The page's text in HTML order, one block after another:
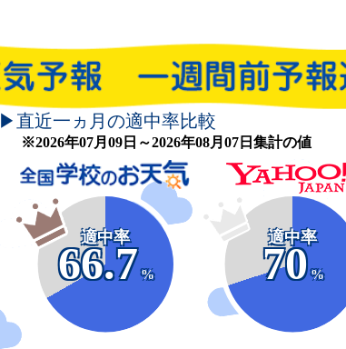
▶直近一ヵ月の適中率比較
※2026年07月09日～2026年08月07日集計の値
適中率
66.7
%
適中率
70
%